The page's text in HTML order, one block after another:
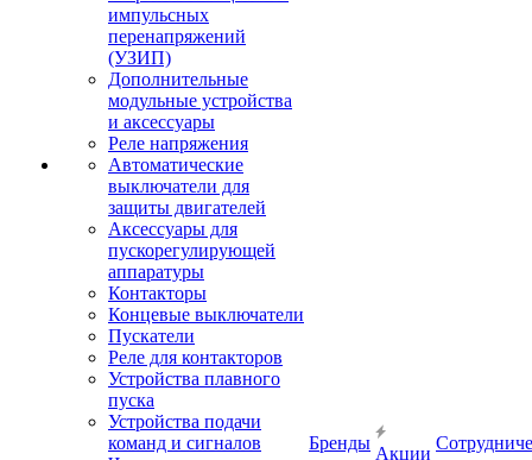
импульсных
перенапряжений
(УЗИП)
Дополнительные
модульные устройства
и аксессуары
Реле напряжения
Автоматические
выключатели для
защиты двигателей
Аксессуары для
пускорегулирующей
аппаратуры
Контакторы
Концевые выключатели
Пускатели
Реле для контакторов
Устройства плавного
пуска
Устройства подачи
команд и сигналов
Бренды
Акции